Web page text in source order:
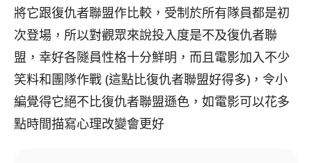
將它跟復仇者聯盟作比較， 受制於所有隊員都是初
次登場， 所以對觀眾來說投入度是不及復仇者聯
盟， 幸好各隧員性格十分鮮明，而且電影加入不少
笑料和團隊作戰 (這點比復仇者聯盟好得多)， 令小
編覺得它絕不比復仇者聯盟遜色， 如電影可以花多
點時間描寫心理改變會更好